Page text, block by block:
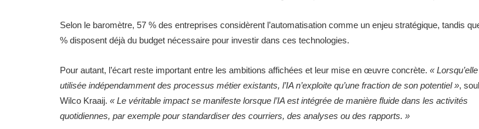
Selon le baromètre, 57 % des entreprises considèrent l’automatisation comme un enjeu stratégique, tandis
% disposent déjà du budget nécessaire pour investir dans ces technologies.
Pour autant, l’écart reste important entre les ambitions affichées et leur mise en œuvre concrète. «
utilisée indépendamment des processus métier existants, l’IA n’exploite qu’une fraction de son potentiel »,
Wilco Kraaij. « Le véritable impact se manifeste lorsque l’IA est intégrée de manière fluide dans les activités
quotidiennes, par exemple pour standardiser des courriers, des analyses ou des rapports. »